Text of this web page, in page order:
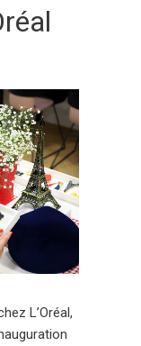
L’Oréal,